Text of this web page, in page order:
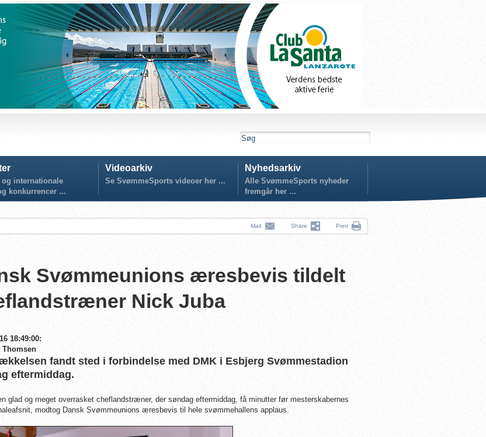
og internationale
konkurrencer ...
Videoarkiv
Se SvømmeSports videoer her ...
Nyhedsarkiv
Alle SvømmeSports nyheder
fremgår her ...
Mail Share Print
Svømmeunions æresbevis tildelt
Nick Juba
18:49:00:
Thomsen
fandt sted i forbindelse med DMK i Esbjerg Svømmestadion
eftermiddag.
glad og meget overrasket cheflandstræner, der søndag eftermiddag, få minutter før mesterskabernes
modtog Dansk Svømmeunions æresbevis til hele svømmehallens applaus.